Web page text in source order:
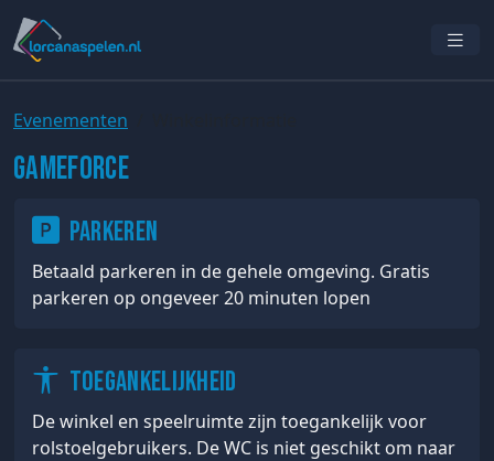
Evenementen
GameForce
Parkeren
Betaald parkeren in de gehele omgeving. Gratis
parkeren op ongeveer 20 minuten lopen
Toegankelijkheid
De winkel en speelruimte zijn toegankelijk voor
rolstoelgebruikers. De WC is niet geschikt om naar